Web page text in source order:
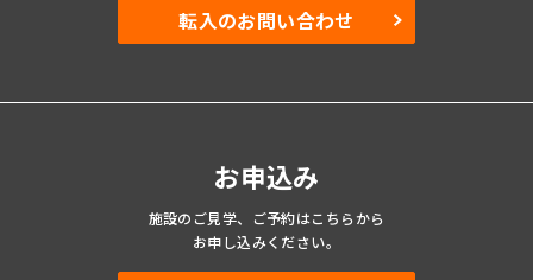
転入のお問い合わせ
お申込み
施設のご見学、ご予約はこちらから
お申し込みください。